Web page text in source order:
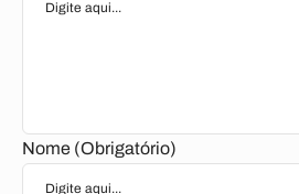
Nome (Obrigatório)